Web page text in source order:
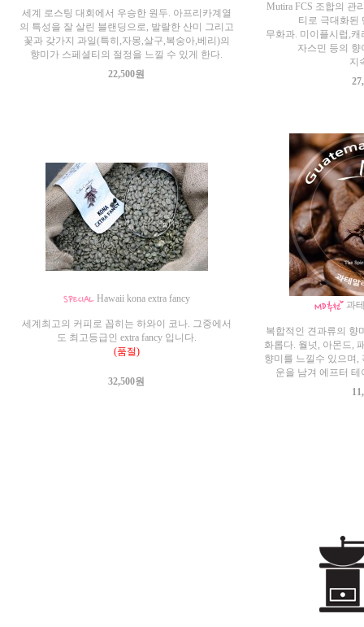
세계 로스팅 대회에서 우승한 원두. 아프리카계열
의 특성을 잘 살린 블랜딩으로, 발랄한 산미 그리고
꽃과 갖가지 과일(특히,자몽,살구,복숭아,베리)의
향미가 스페셜티의 절정을 느낄 수 있게 한다.
22,500원
Mutira FCS 조합의 관
티로 극대화된
무화과. 미이플시럽,
자스민 등의
지
Hawaii kona extra fancy
세계최고의 커피로 꼽히는 하와이 코나. 그중에서
도 최고등급인 extra fancy 입니다.
(품절)
32,500원
과
복합적인 견과류의 향
화롭다. 월넛, 아몬드,
향미를 느낄수 있으며,
운을 남겨 에프터